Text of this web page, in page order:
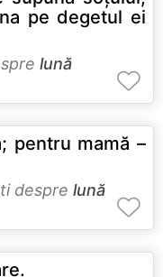
pe degetul ei
lună
pentru mamă –
despre lună